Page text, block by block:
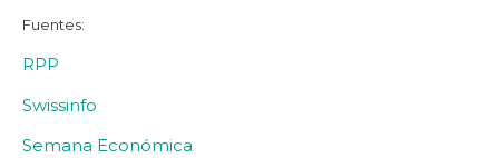
Fuentes:
RPP
Swissinfo
Semana Económica